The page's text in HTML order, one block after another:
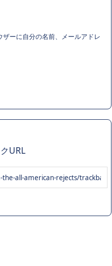
ーに自分の名前、メールアドレ
URL